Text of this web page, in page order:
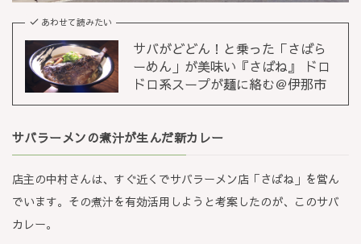
あわせて読みたい
サバがどどん！と乗った「さばら
ーめん」が美味い『さばね』 ドロ
ドロ系スープが麺に絡む＠伊那市
サバラーメンの煮汁が生んだ新カレー
店主の中村さんは、すぐ近くでサバラーメン店「さばね」を営ん
でいます。その煮汁を有効活用しようと考案したのが、このサバ
カレー。